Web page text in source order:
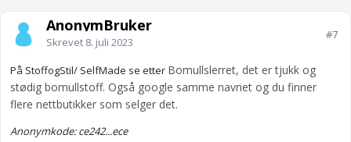
AnonymBruker
Skrevet 8. juli 2023
#7
På StoffogStil/ SelfMade se etter Bomullslerret, det er tjukk og
stødig bomullstoff. Også google samme navnet og du finner
flere nettbutikker som selger det.
Anonymkode: ce242...ece